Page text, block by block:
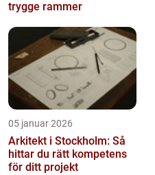
trygge rammer
05 januar 2026
Arkitekt i Stockholm: Så
hittar du rätt kompetens
för ditt projekt